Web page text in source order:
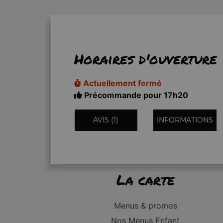
Horaires d'ouverture
Actuellement fermé
Précommande pour 17h20
AVIS (1) INFORMATIONS
La carte
Menus & promos
Nos Menus Enfant